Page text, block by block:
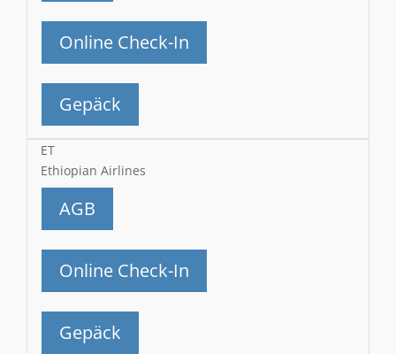
Online Check-In
Gepäck
ET
Ethiopian Airlines
AGB
Online Check-In
Gepäck